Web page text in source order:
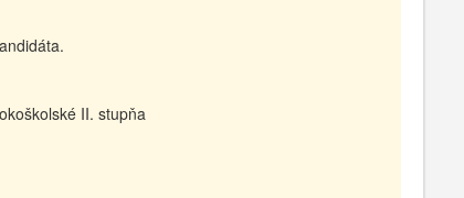
II. stupňa